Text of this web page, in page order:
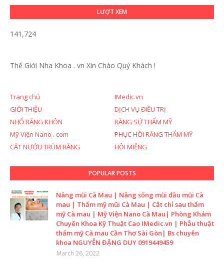
LƯỢT XEM
141,724
Thế Giới Nha Khoa . vn Xin Chào Quý Khách !
Trang chủ
IMedic.vn
GIỚI THIỆU
DỊCH VỤ ĐIỀU TRỊ
NHỔ RĂNG KHÔN
RĂNG SỨ THẨM MỸ
Mỹ Viện Nano . com
PHỤC HỒI RĂNG THẨM MỸ
CẮT NƯỚU TRÙM RĂNG
HÔI MIỆNG
POPULAR POSTS
Nâng mũi Cà Mau | Nâng sống mũi đầu mũi Cà
mau | Thẩm mỹ mũi Cà Mau | Cắt chỉ sau thẩm
mỹ Cà mau | Mỹ Viện Nano Cà Mau| Phòng Khám
Chuyên Khoa Kỹ Thuật Cao IMedic.vn | Phẫu thuật
thẩm mỹ Cà mau Cần Thơ Sài Gòn| Bs chuyên
khoa NGUYỄN ĐẶNG DUY 0919449459
March 26, 2022